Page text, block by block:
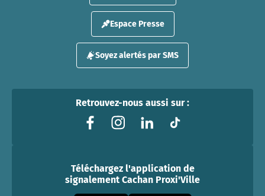
Espace Presse
Soyez alertés par SMS
Retrouvez-nous aussi sur :
Téléchargez l'application de
signalement Cachan Proxi'Ville